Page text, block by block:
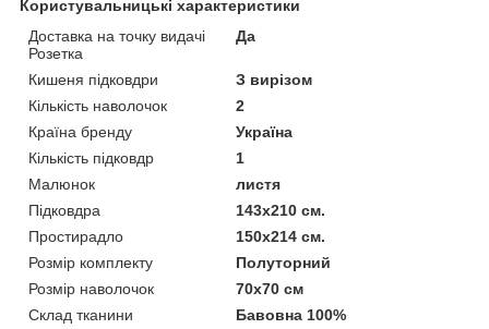
Користувальницькі характеристики
Доставка на точку видачі
Розетка
Да
Кишеня підковдри
З вирізом
Кількість наволочок
2
Країна бренду
Україна
Кількість підковдр
1
Малюнок
листя
Підковдра
143х210 см.
Простирадло
150х214 см.
Розмір комплекту
Полуторний
Розмір наволочок
70х70 см
Склад тканини
Бавовна 100%